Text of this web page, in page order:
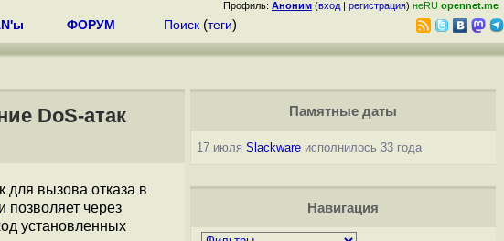
Профиль: Аноним (вход | регистрация) неRU opennet.me
ФОРУМ Поиск (теги)
DoS-атак
для вызова отказа в
позволяет через
установленных
Памятные даты
17 июля Slackwareисполнилось 33 года
Навигация